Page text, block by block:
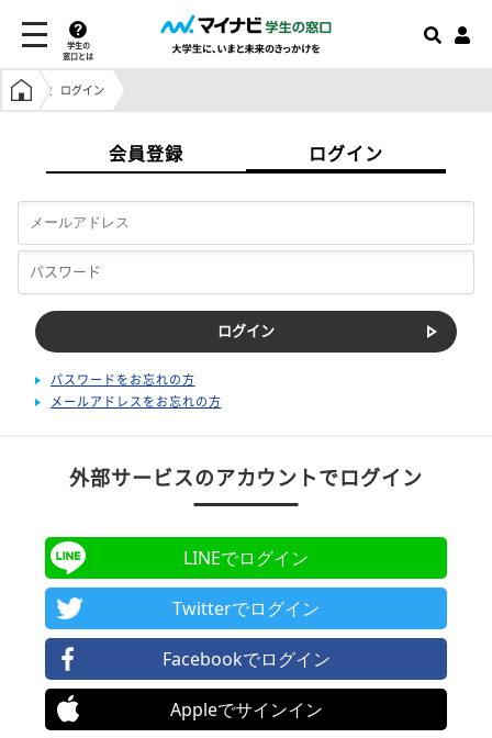
学生の
窓口とは
学生の窓口トップ
ログイン
会員登録 ログイン
パスワードをお忘れの方
メールアドレスをお忘れの方
外部サービスのアカウントでログイン
LINEでログイン
Twitterでログイン
Facebookでログイン
Appleでサインイン